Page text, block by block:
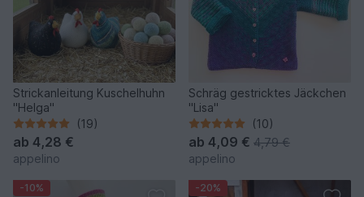
Strickanleitung Kuschelhuhn
"Helga"
(19)
ab 4,28 €
appelino
Schräg gestricktes Jäckchen
"Lisa"
(10)
ab 4,09 € 4,79 €
appelino
-10% -20%